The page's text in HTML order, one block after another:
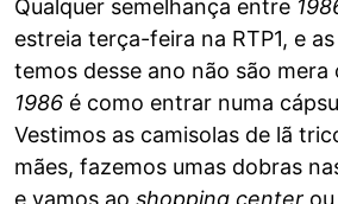
Qualquer semelhança entre
estreia terça-feira na RTP1, e
temos desse ano não são mera
1986 é como entrar numa
Vestimos as camisolas de lã
mães, fazemos umas dobras
e vamos ao shopping center